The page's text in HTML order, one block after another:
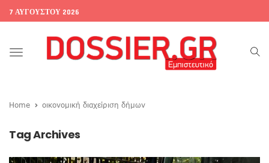
7 ΑΥΓΟΎΣΤΟΥ 2026
Toggle
Home οικονομική διαχείριση δήμων
Tag Archives